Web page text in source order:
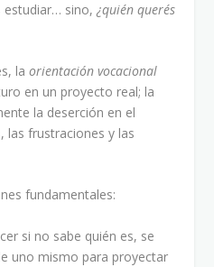
estudiar… sino,¿quién querés
laorientación vocacional
en un proyecto real; la
la deserción en el
las frustraciones y las
fundamentales:
si no sabe quién es, se
uno mismo para proyectar